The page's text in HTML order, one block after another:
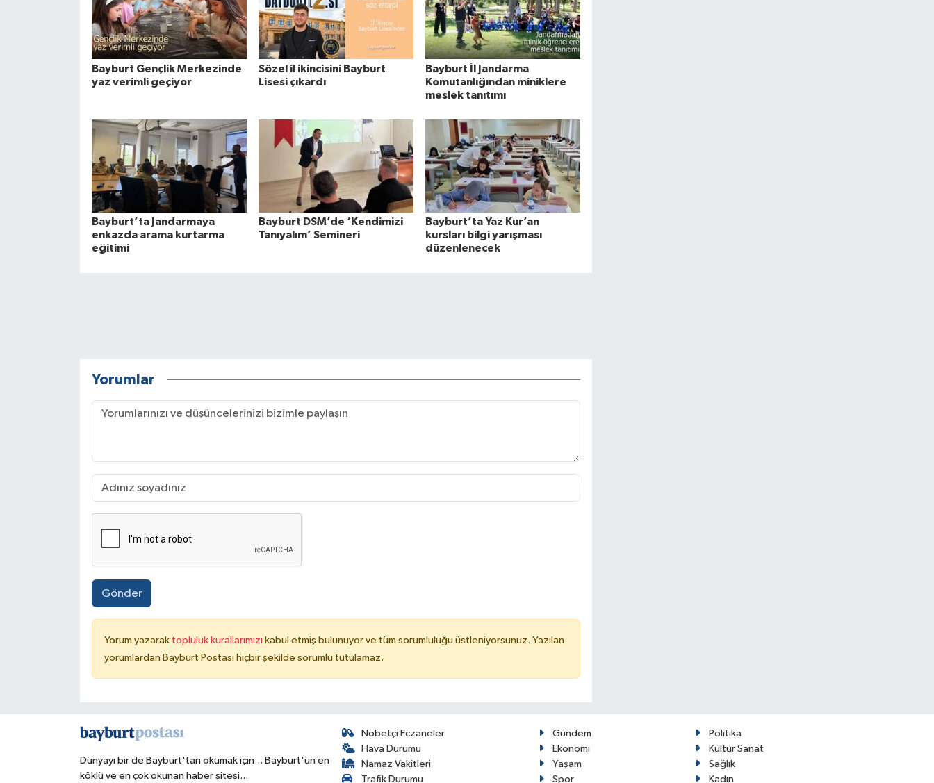
Bayburt Gençlik Merkezinde
yaz verimli geçiyor
Sözel il ikincisini Bayburt
Lisesi çıkardı
Bayburt İl Jandarma
Komutanlığından miniklere
meslek tanıtımı
Bayburt’ta Jandarmaya
enkazda arama kurtarma
eğitimi
Bayburt DSM’de ‘Kendimizi
Tanıyalım’ Semineri
Bayburt’ta Yaz Kur’an
kursları bilgi yarışması
düzenlenecek
Yorumlar
Gönder
Yorum yazarak topluluk kurallarımızı kabul etmiş bulunuyor ve tüm sorumluluğu üstleniyorsunuz. Yazılan
yorumlardan Bayburt Postası hiçbir şekilde sorumlu tutulamaz.
Dünyayı bir de Bayburt'tan okumak için... Bayburt'un en
köklü ve en çok okunan haber sitesi...
Nöbetçi Eczaneler
Hava Durumu
Namaz Vakitleri
Trafik Durumu
Gündem
Politika
Ekonomi
Kültür Sanat
Yaşam
Sağlık
Spor
Kadın